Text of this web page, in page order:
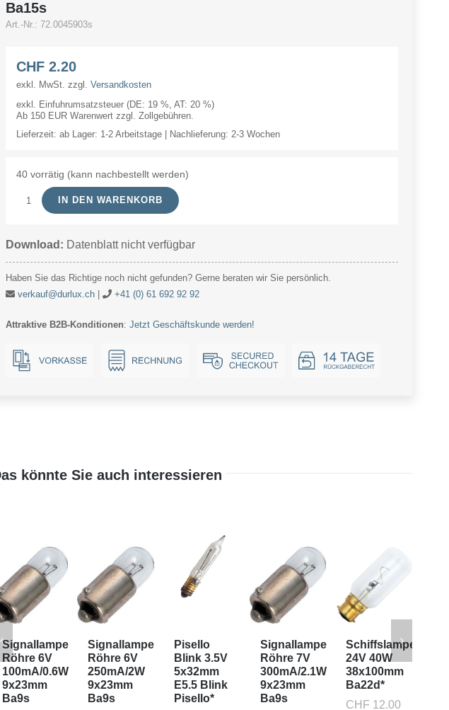
Ba15s
Art.-Nr.: 72.0045903s
CHF2.20
exkl. MwSt. zzgl. Versandkosten
exkl. Einfuhrumsatzsteuer (DE: 19 %, AT: 20 %)
Ab 150 EUR Warenwert zzgl. Zollgebühren.
Lieferzeit: ab Lager: 1-2 Arbeitstage | Nachlieferung: 2-3 Wochen
40 vorrätig (kann nachbestellt werden)
Signallampe
4.5V
18x35mm
Menge
IN DEN WARENKORB
Download: Datenblatt nicht verfügbar
Haben Sie das Richtige noch nicht gefunden? Gerne beraten wir Sie persönlich.
verkauf@durlux.ch| +41 (0) 61 692 92 92
Attraktive B2B-Konditionen: Jetzt Geschäftskunde werden!
könnte Sie auch interessieren
Signallampe
Röhre 6V
100mA/0.6W
9x23mm
Ba9s
Signallampe
Röhre 6V
250mA/2W
9x23mm
Ba9s
Pisello
Blink 3.5V
5x32mm
E5.5 Blink
Pisello*
Signallampe
Röhre 7V
300mA/2.1W
9x23mm
Ba9s
Schiffslampe
24V 40W
38x100mm
Ba22d*
CHF 12.00